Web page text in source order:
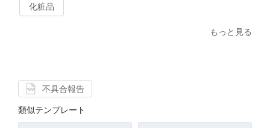
化粧品
もっと見る
不具合報告
類似テンプレート